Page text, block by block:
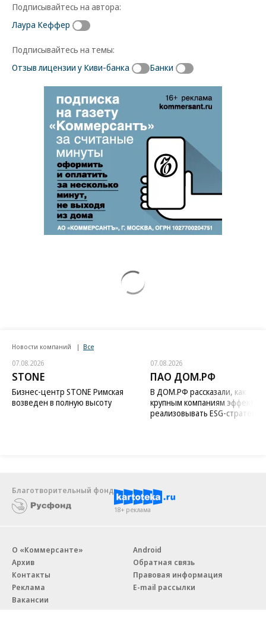
Подписывайтесь на автора:
Лаура Кеффер
Подписывайтесь на темы:
Отзыв лицензии у Киви-банка
Банки
Новости компаний Все
07.08.2026
STONE
Бизнес-центр STONE Римская
возведен в полную высоту
07.08.2026
ПАО ДОМ.РФ
В ДОМ.РФ рассказали, как
крупным компаниям
реализовывать ESG-стратегию
Благотворительный фонд
18+ реклама
О «Коммерсанте»
Архив
Контакты
Реклама
Вакансии
Android
Обратная связь
Правовая информация
E-mail рассылки